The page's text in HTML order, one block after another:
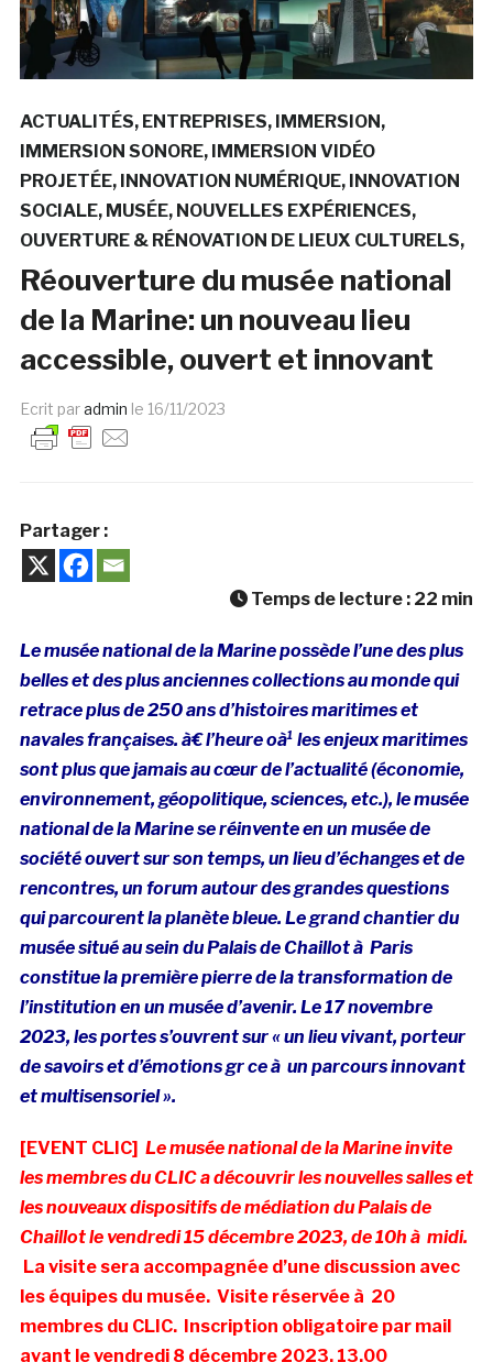
ACTUALITÉS ENTREPRISES
IMMERSION
IMMERSION SONORE
IMMERSION VIDÉO
PROJETÉE
INNOVATION NUMÉRIQUE
INNOVATION
SOCIALE MUSÉE NOUVELLES EXPÉRIENCES
OUVERTURE & RÉNOVATION DE LIEUX CULTURELS
Réouverture du musée national
de la Marine: un nouveau lieu
accessible, ouvert et innovant
Ecrit paradmin le 16/11/2023
Partager :
Temps de lecture : 22 min
Le musée national de la Marine possède l’une des plus
belles et des plus anciennes collections au monde qui
retrace plus de 250 ans d’histoires maritimes et
navales françaises. à€ l’heure oà¹ les enjeux maritimes
sont plus que jamais au cœur de l’actualité (économie,
environnement, géopolitique, sciences, etc.), le musée
national de la Marine se réinvente en un musée de
société ouvert sur son temps, un lieu d’échanges et de
rencontres, un forum autour des grandes questions
qui parcourent la planète bleue. Le grand chantier du
musée situé au sein du Palais de Chaillot à Paris
constitue la première pierre de la transformation de
l’institution en un musée d’avenir. Le 17 novembre
2023, les portes s’ouvrent sur « un lieu vivant, porteur
de savoirs et d’émotions gr ce à un parcours innovant
et multisensoriel ».
[EVENT CLIC] Le musée national de la Marine invite
les membres du CLIC a découvrir les nouvelles salles et
les nouveaux dispositifs de médiation du Palais de
Chaillot le vendredi 15 décembre 2023, de 10h à midi.
La visite sera accompagnée d’une discussion avec
les équipes du musée. Visite réservée à 20
membres du CLIC. Inscription obligatoire par mail
avant le vendredi 8 décembre 2023, 13.00